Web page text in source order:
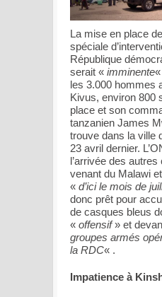
La mise en place
spéciale
République
serait « imminente
les 3.000 hommes
Kivus, environ 800
place et son
tanzanien James
trouve dans la ville
23 avril dernier.
l’arrivée des
venant du Malawi
« d’ici le mois de
donc prêt pour
de casques bleus
« offensif» et
groupes armés
la RDC« .
Impatience à